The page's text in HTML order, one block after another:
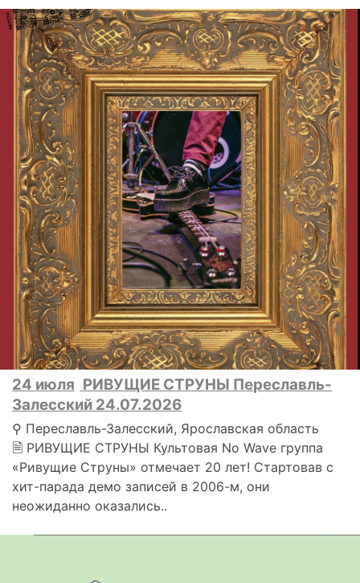
24 июля РИВУЩИЕ СТРУНЫ Переславль-
Залесский 24.07.2026
⚲ Переславль-Залесский, Ярославская область
🗎 РИВУЩИЕ СТРУНЫ Культовая No Wave группа
«Ривущие Струны» отмечает 20 лет! Стартовав с
хит-парада демо записей в 2006-м, они
неожиданно оказались..